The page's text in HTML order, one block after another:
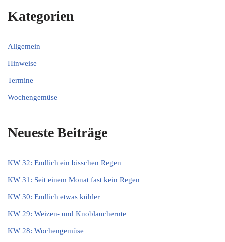
Kategorien
Allgemein
Hinweise
Termine
Wochengemüse
Neueste Beiträge
KW 32: Endlich ein bisschen Regen
KW 31: Seit einem Monat fast kein Regen
KW 30: Endlich etwas kühler
KW 29: Weizen- und Knoblauchernte
KW 28: Wochengemüse